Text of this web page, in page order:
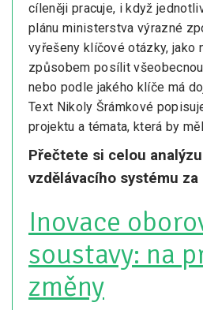
cíleněji pracuje, i když
plánu ministerstva výrazné
vyřešeny klíčové otázky, jako
způsobem posílit
nebo podle jakého klíče má
Text Nikoly Šrámkové
projektu a témata, která by
Přečtete si celou
vzdělávacího systému za
Inovace
soustavy: na
změny